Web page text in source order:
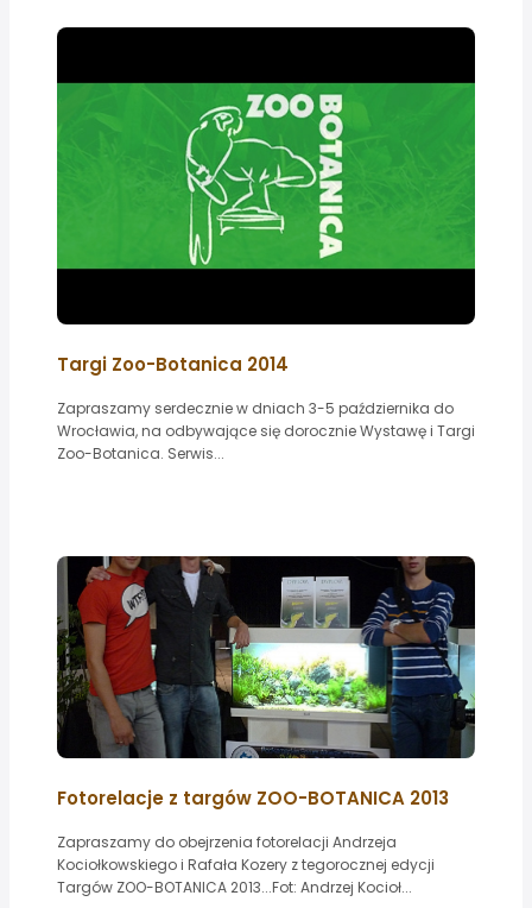
Targi Zoo-Botanica 2014
Zapraszamy serdecznie w dniach 3-5 października do
Wrocławia, na odbywające się dorocznie Wystawę i Targi
Zoo-Botanica. Serwis...
Fotorelacje z targów ZOO-BOTANICA 2013
Zapraszamy do obejrzenia fotorelacji Andrzeja
Kociołkowskiego i Rafała Kozery z tegorocznej edycji
Targów ZOO-BOTANICA 2013...Fot: Andrzej Kocioł...